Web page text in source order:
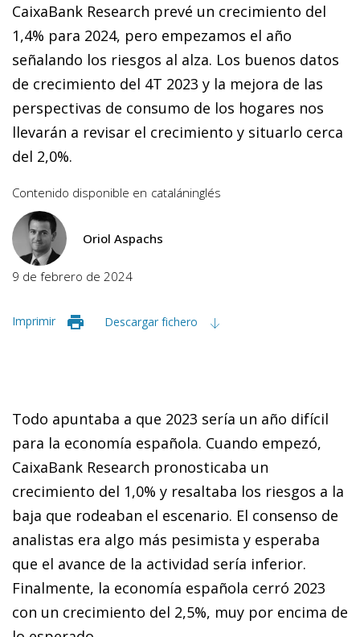
CaixaBank Research prevé un crecimiento del
1,4% para 2024, pero empezamos el año
señalando los riesgos al alza. Los buenos datos
de crecimiento del 4T 2023 y la mejora de las
perspectivas de consumo de los hogares nos
llevarán a revisar el crecimiento y situarlo cerca
del 2,0%.
Contenido disponible en cataláninglés
Oriol Aspachs
9 de febrero de 2024
Imprimir Descargar fichero
Todo apuntaba a que 2023 sería un año difícil
para la economía española. Cuando empezó,
CaixaBank Research pronosticaba un
crecimiento del 1,0% y resaltaba los riesgos a la
baja que rodeaban el escenario. El consenso de
analistas era algo más pesimista y esperaba
que el avance de la actividad sería inferior.
Finalmente, la economía española cerró 2023
con un crecimiento del 2,5%, muy por encima de